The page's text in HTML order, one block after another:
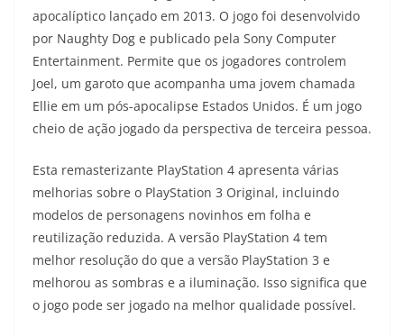
apocalíptico lançado em 2013. O jogo foi desenvolvido
por Naughty Dog e publicado pela Sony Computer
Entertainment. Permite que os jogadores controlem
Joel, um garoto que acompanha uma jovem chamada
Ellie em um pós-apocalipse Estados Unidos. É um jogo
cheio de ação jogado da perspectiva de terceira pessoa.
Esta remasterizante PlayStation 4 apresenta várias
melhorias sobre o PlayStation 3 Original, incluindo
modelos de personagens novinhos em folha e
reutilização reduzida. A versão PlayStation 4 tem
melhor resolução do que a versão PlayStation 3 e
melhorou as sombras e a iluminação. Isso significa que
o jogo pode ser jogado na melhor qualidade possível.